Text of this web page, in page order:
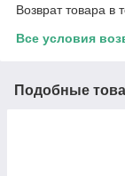
Возврат товара в
Все условия
Подобные